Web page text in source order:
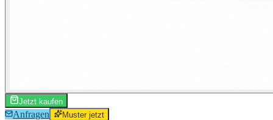
Jetzt kaufen
Anfragen
Muster jetzt